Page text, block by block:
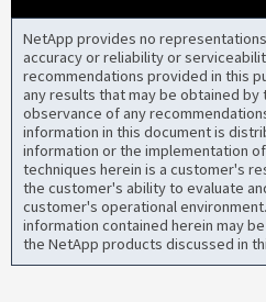
NetApp provides no
accuracy or reliability or
recommendations provided in this
any results that may be obtained
observance of any
information in this document is
information or the implementation
techniques herein is a customer's
the customer's ability to evaluate
customer's operational
information contained herein may
the NetApp products discussed in